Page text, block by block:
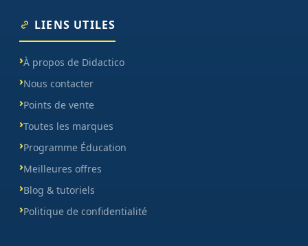
LIENS UTILES
À propos de Didactico
Nous contacter
Points de vente
Toutes les marques
Programme Éducation
Meilleures offres
Blog & tutoriels
Politique de confidentialité